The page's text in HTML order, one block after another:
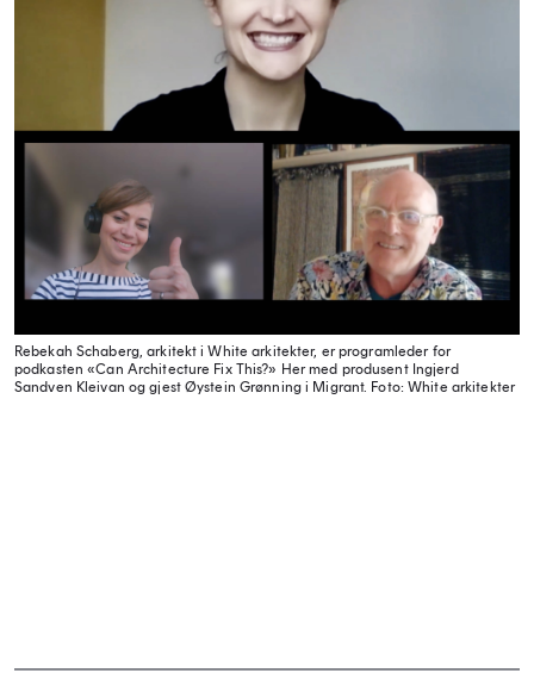
Rebekah Schaberg, arkitekt i White arkitekter, er programleder for
podkasten «Can Architecture Fix This?» Her med produsent Ingjerd
Sandven Kleivan og gjest Øystein Grønning i Migrant. Foto: White arkitekter